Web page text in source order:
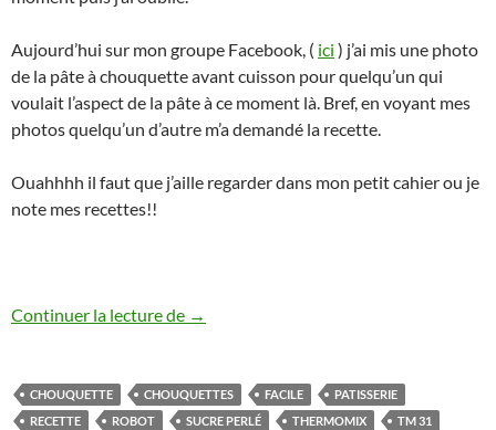
Aujourd’hui sur mon groupe Facebook, ( ici ) j’ai mis une photo
de la pâte à chouquette avant cuisson pour quelqu’un qui
voulait l’aspect de la pâte à ce moment là. Bref, en voyant mes
photos quelqu’un d’autre m’a demandé la recette.
Ouahhhh il faut que j’aille regarder dans mon petit cahier ou je
note mes recettes!!
Continuer la lecture de Chouquettes au thermomix et sans
→
CHOUQUETTE CHOUQUETTES FACILE
PATISSERIE
RECETTE
ROBOT SUCRE PERLÉ THERMOMIX
TM 31